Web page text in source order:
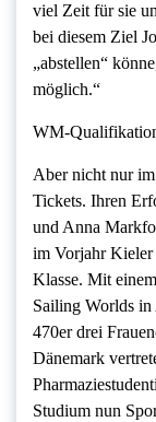
viel Zeit für sie
bei diesem Ziel
„abstellen“
möglich.“
WM-
Aber nicht nur
Tickets. Ihren
und Anna
im Vorjahr Kieler
Klasse. Mit
Sailing Worlds in
470er drei
Dänemark
Studium nun